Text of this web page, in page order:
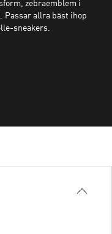
zebraemblem i
Passar allra bäst ihop
sneakers.